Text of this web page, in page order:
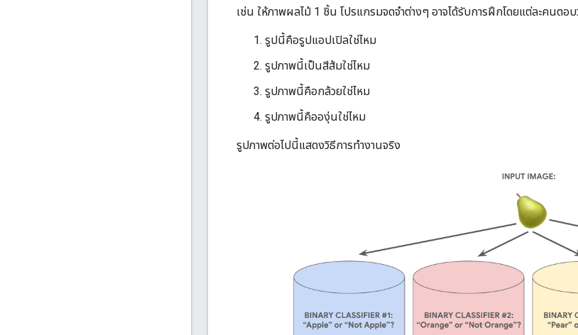
เช่น ให้ภาพผลไม้ 1 ชิ้น โปรแกรมจดจำต่างๆ อาจได้รับการฝึกโดยแต่ละคนตอ
รูปนี้คือรูปแอปเปิลใช่ไหม
รูปภาพนี้เป็นสีส้มใช่ไหม
รูปภาพนี้คือกล้วยใช่ไหม
รูปภาพนี้คือองุ่นใช่ไหม
รูปภาพต่อไปนี้แสดงวิธีการทำงานจริง